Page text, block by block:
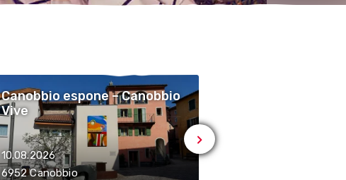
Canobbio espone – Canobbio
Vive
10.08.2026
6952 Canobbio